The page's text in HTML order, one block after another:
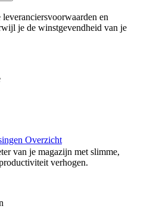
en
je de winstgevendheid van je
Overzicht
van je magazijn met slimme,
verhogen.